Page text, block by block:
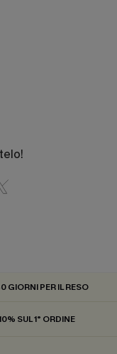
GIORNI PER IL RESO
SUL 1° ORDINE